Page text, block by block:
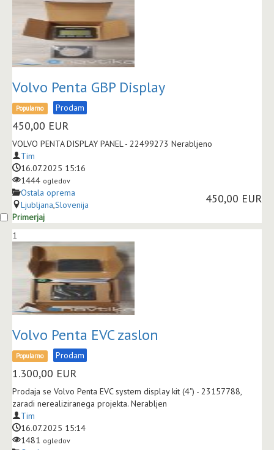
Volvo Penta GBP Display
Popularno Prodam
450,00 EUR
VOLVO PENTA DISPLAY PANEL - 22499273 Nerabljeno
Tim
16.07.2025 15:16
1444 ogledov
450,00 EUR
Ostala oprema
Ljubljana,Slovenija
Primerjaj
1
Volvo Penta EVC zaslon
Popularno Prodam
1.300,00 EUR
Prodaja se Volvo Penta EVC system display kit (4") - 23157788,
zaradi nerealiziranega projekta. Nerabljen
Tim
16.07.2025 15:14
1481 ogledov